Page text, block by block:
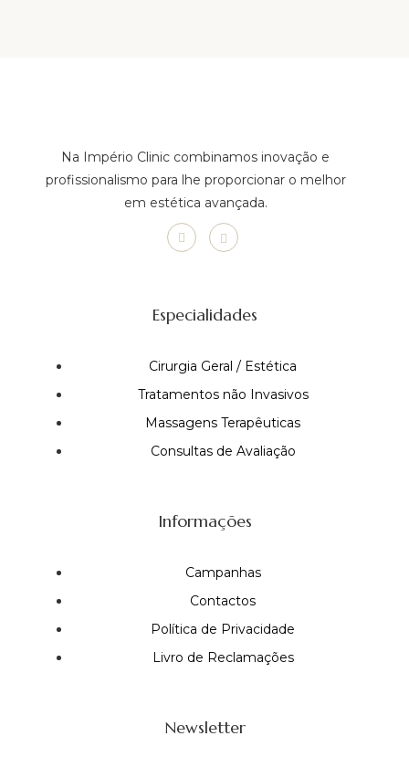
Na Império Clinic combinamos inovação e
profissionalismo para lhe proporcionar o melhor
em estética avançada.
Especialidades
Cirurgia Geral / Estética
Tratamentos não Invasivos
Massagens Terapêuticas
Consultas de Avaliação
Informações
Campanhas
Contactos
Política de Privacidade
Livro de Reclamações
Newsletter